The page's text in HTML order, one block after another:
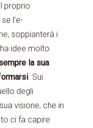
proprio
l’e-
soppianterà i
idee molto
la sua
. Sui
degli
visione, che in
ci fa capire